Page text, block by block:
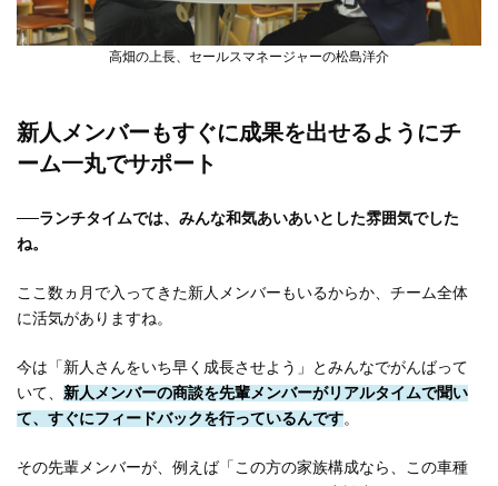
高畑の上長、セールスマネージャーの松島洋介
新人メンバーもすぐに成果を出せるようにチ
ーム一丸でサポート
──ランチタイムでは、みんな和気あいあいとした雰囲気でした
ね。
ここ数ヵ月で入ってきた新人メンバーもいるからか、チーム全体
に活気がありますね。
今は「新人さんをいち早く成長させよう」とみんなでがんばって
いて、 新人メンバーの商談を先輩メンバーがリアルタイムで聞い
て、すぐにフィードバックを行っているんです。
その先輩メンバーが、例えば「この方の家族構成なら、この車種